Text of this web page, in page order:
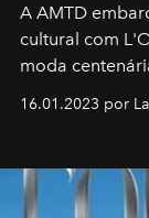
A AMTD
cultural com
moda
16.01.2023 por